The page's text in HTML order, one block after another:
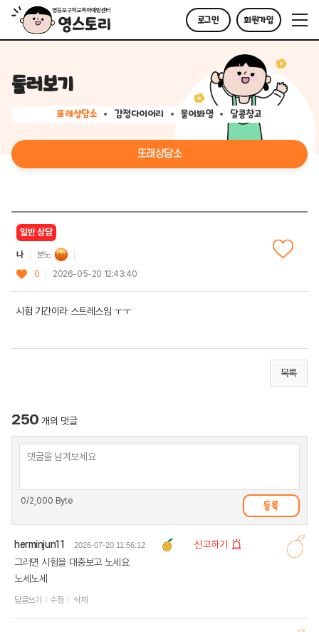
로그인 회원가입
둘러보기
또래상담소 감정다이어리 물어봐영 달콤창고
또래상담소
일반 상담
나
분노
0
2026-05-20 12:43:40
시험 기간이라 스트레스임 ㅜㅜ
목록
250 개의 댓글
0/2,000 Byte
herminjun11 2026-07-20 11:56:12
신고하기
그러면 시험을 대충보고 노세요
노세노세
답글쓰기 수정 삭제